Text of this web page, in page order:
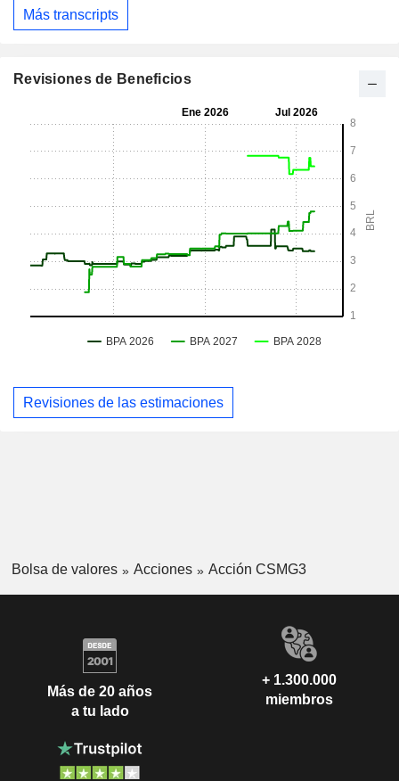
Más transcripts
Revisiones de Beneficios
Revisiones de las estimaciones
Bolsa de valores Acciones Acción CSMG3
Más de 20 años
a tu lado
+ 1.300.000
miembros